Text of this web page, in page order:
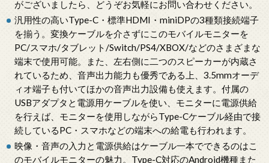
がございましたら、どうぞお気軽にお問い合わせください。
汎用性の高いType-C・標準HDMI・miniDPの3種類接続端子
を揃う。変換ケーブルを介さずにこのモバイルモニターを
PC/スマホ/タブレット/Switch/PS4/XBOX/などのさまざまな
端末で使用可能。また、左右側に二つのスピーカーが内蔵さ
れているため、音声出力能力も優秀である上、3.5mmオーデ
ィオ端子も付いてほかの音声出力設備も使えます。付属の
USBアダプタと電源用ケーブルを使い、モニターに電源供給
を行えば、モニターを使用しながらType-Cケーブル経由で接
続しているPC・スマホなどの端末への給電も行われます。
映像・音声の入力と電源供給はケーブル一本でできるのはこ
のモバイルモニターの魅力。Type-C対応のAndroid機種また